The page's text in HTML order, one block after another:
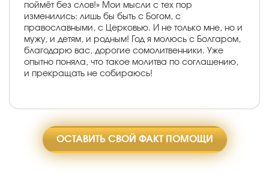
поймёт без слов!» Мои мысли с тех пор
изменились: лишь бы быть с Богом, с
православными, с Церковью. И не только мне, но и
мужу, и детям, и родным! Год я молюсь с Болгаром,
благодарю вас, дорогие сомолитвенники. Уже
опытно поняла, что такое молитва по соглашению,
и прекращать не собираюсь!
ОСТАВИТЬ СВОЙ ФАКТ ПОМОЩИ